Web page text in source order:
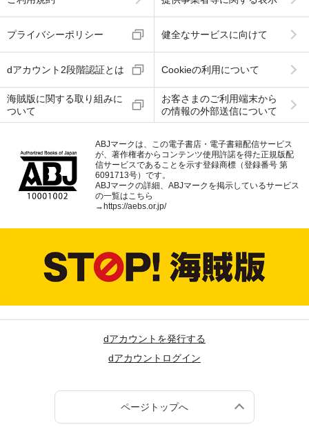
プライバシーポリシー 健全なサービスに向けて
dアカウント2段階認証とは Cookieの利用について
海賊版に関する取り組みに
ついて
お客さまのご利用端末から
の情報の外部送信について
ABJマークは、この電子書店・電子書籍配信サービス
が、著作権者からコンテンツ使用許諾を得た正規版配
信サービスであることを示す登録商標（登録番号 第
6091713号）です。
ABJマークの詳細、ABJマークを掲示しているサービス
の一覧はこちら
→https://aebs.or.jp/
dアカウントを発行する
dアカウントログイン
ページトップへ